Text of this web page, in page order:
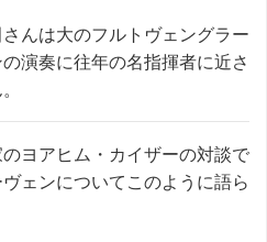
んは大のフルトヴェングラー
演奏に往年の名指揮者に近さ
ヨアヒム・カイザーの対談で
ェンについてこのように語ら